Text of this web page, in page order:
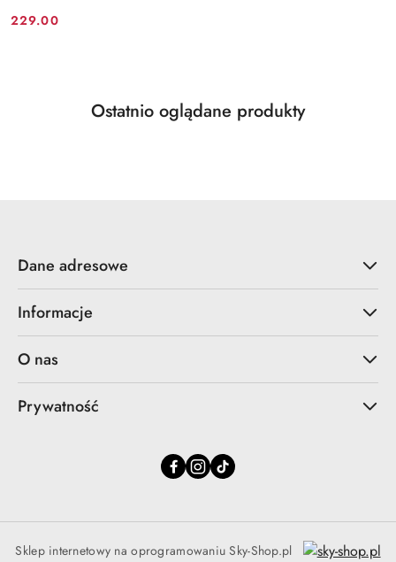
Cena:
229.00
Pomiń karuzelę produktów
Produkty
Ostatnio oglądane produkty
Dane adresowe
Informacje
O nas
Prywatność
Sklep internetowy na oprogramowaniu Sky-Shop.pl